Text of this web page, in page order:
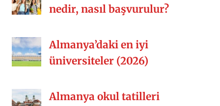
nedir, nasıl başvurulur?
Almanya’daki en iyi
üniversiteler (2026)
Almanya okul tatilleri